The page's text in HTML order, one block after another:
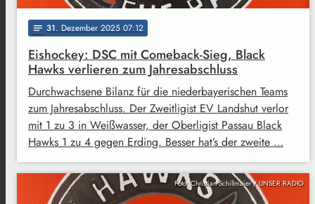
notes 31. Dezember 2025 07:12
Eishockey: DSC mit Comeback-Sieg, Black
Hawks verlieren zum Jahresabschluss
Durchwachsene Bilanz für die niederbayerischen Teams
zum Jahresabschluss. Der Zweitligist EV Landshut verlor
mit 1 zu 3 in Weißwasser, der Oberligist Passau Black
Hawks 1 zu 4 gegen Erding. Besser hat’s der zweite …
Foto: Christian Schillmaier / UNSER RADIO